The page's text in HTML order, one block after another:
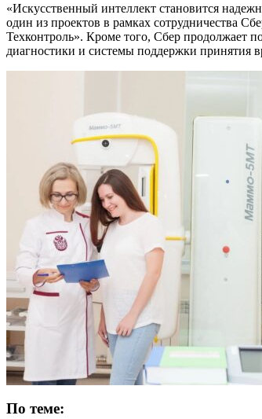
«Искусственный интеллект становится
один из проектов в рамках сотрудничества
Техконтроль». Кроме того, Сбер продолжает
диагностики и системы поддержки принятия
По теме: